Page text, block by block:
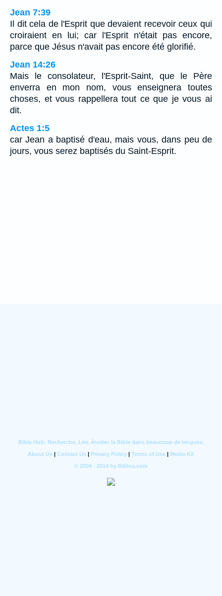
Jean 7:39
Il dit cela de l'Esprit que devaient recevoir ceux qui
croiraient en lui; car l'Esprit n'était pas encore,
parce que Jésus n'avait pas encore été glorifié.
Jean 14:26
Mais le consolateur, l'Esprit-Saint, que le Père
enverra en mon nom, vous enseignera toutes
choses, et vous rappellera tout ce que je vous ai
dit.
Actes 1:5
car Jean a baptisé d'eau, mais vous, dans peu de
jours, vous serez baptisés du Saint-Esprit.